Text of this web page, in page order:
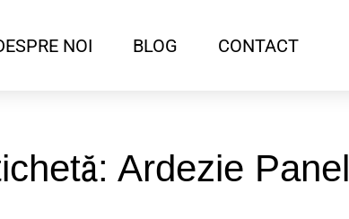
NOI BLOG CONTACT
Ardezie Panel